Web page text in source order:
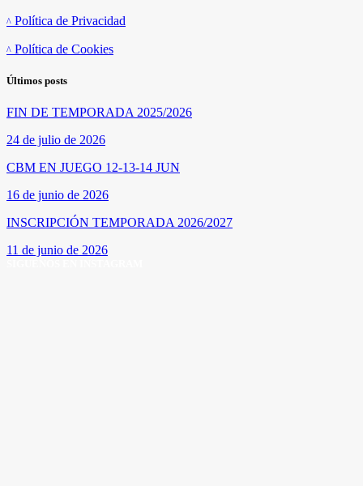
Política de Privacidad
Política de Cookies
Últimos posts
FIN DE TEMPORADA 2025/2026
24 de julio de 2026
CBM EN JUEGO 12-13-14 JUN
16 de junio de 2026
INSCRIPCIÓN TEMPORADA 2026/2027
11 de junio de 2026